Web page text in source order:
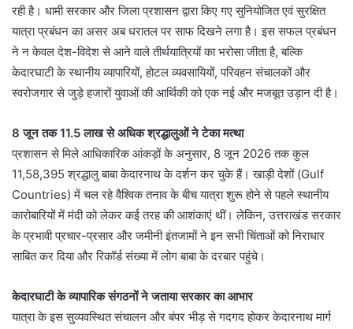
रही है। धामी सरकार और जिला प्रशासन द्वारा किए गए सुनियोजित एवं सुरक्षित
यात्रा प्रबंधन का असर अब धरातल पर साफ दिखने लगा है। इस सफल प्रबंधन
ने न केवल देश-विदेश से आने वाले तीर्थयात्रियों का भरोसा जीता है, बल्कि
केदारघाटी के स्थानीय व्यापारियों, होटल व्यवसायियों, परिवहन संचालकों और
स्वरोजगार से जुड़े हजारों युवाओं की आर्थिकी को एक नई और मजबूत उड़ान दी है।
8 जून तक 11.5 लाख से अधिक श्रद्धालुओं ने टेका मत्था
प्रशासन से मिले आधिकारिक आंकड़ों के अनुसार, 8 जून 2026 तक कुल
11,58,395 श्रद्धालु बाबा केदारनाथ के दर्शन कर चुके हैं। खाड़ी देशों (Gulf
Countries) में चल रहे वैश्विक तनाव के बीच यात्रा शुरू होने से पहले स्थानीय
कारोबारियों में मंदी को लेकर कई तरह की आशंकाएं थीं। लेकिन, उत्तराखंड सरकार
के प्रभावी प्रचार-प्रसार और जमीनी इंतजामों ने इन सभी चिंताओं को निराधार
साबित कर दिया और रिकॉर्ड संख्या में लोग बाबा के दरबार पहुंचे।
केदारघाटी के व्यापारिक संगठनों ने जताया सरकार का आभार
यात्रा के इस सुव्यवस्थित संचालन और बंपर भीड़ से गदगद होकर केदारनाथ मार्ग